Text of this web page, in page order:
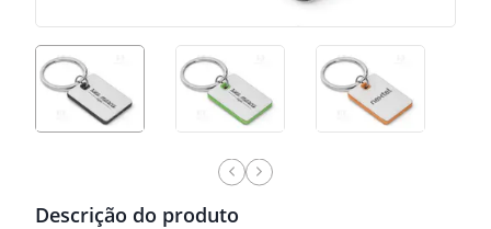
Descrição do produto